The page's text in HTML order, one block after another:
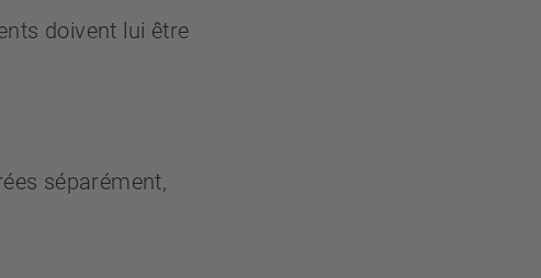
doivent lui être
séparément,